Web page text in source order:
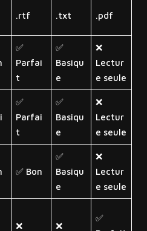
.rtf .txt .pdf
✅
Parfai
t
✅
Basiqu
e
❌
Lectur
e seule
✅
Parfai
t
✅
Basiqu
e
❌
Lectur
e seule
✅ Bon
✅
Basiqu
e
❌
Lectur
e seule
❌ ❌
✅